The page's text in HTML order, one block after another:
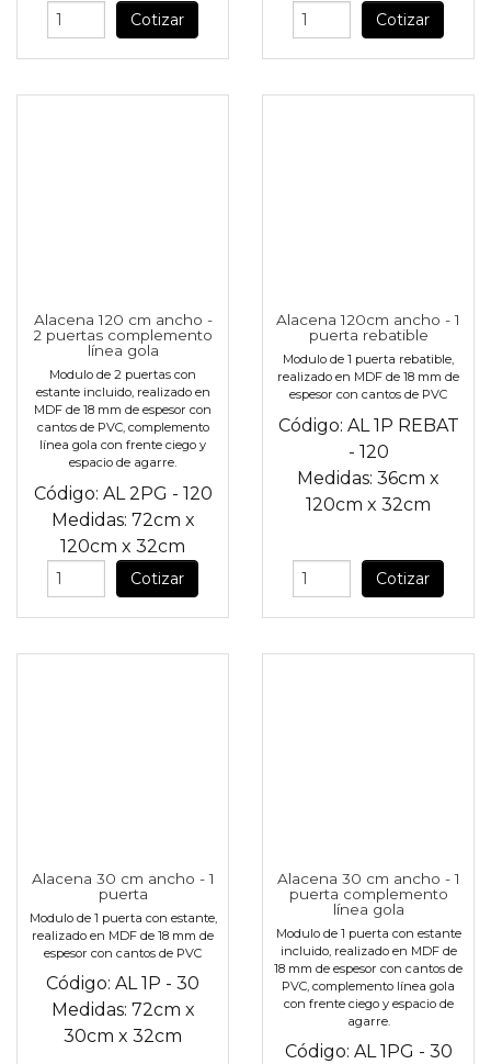
Cotizar Cotizar
Alacena 120 cm ancho -
2 puertas complemento
línea gola
Modulo de 2 puertas con
estante incluido, realizado en
MDF de 18 mm de espesor con
cantos de PVC, complemento
línea gola con frente ciego y
espacio de agarre.
Código: AL 2PG - 120
Medidas: 72cm x
120cm x 32cm
Cotizar
Alacena 120cm ancho - 1
puerta rebatible
Modulo de 1 puerta rebatible,
realizado en MDF de 18 mm de
espesor con cantos de PVC
Código: AL 1P REBAT
- 120
Medidas: 36cm x
120cm x 32cm
Cotizar
Alacena 30 cm ancho - 1
puerta
Modulo de 1 puerta con estante,
realizado en MDF de 18 mm de
espesor con cantos de PVC
Código: AL 1P - 30
Medidas: 72cm x
30cm x 32cm
Alacena 30 cm ancho - 1
puerta complemento
línea gola
Modulo de 1 puerta con estante
incluido, realizado en MDF de
18 mm de espesor con cantos de
PVC, complemento línea gola
con frente ciego y espacio de
agarre.
Código: AL 1PG - 30